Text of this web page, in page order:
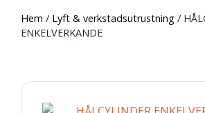
Hem / Lyft & verkstadsutrustning/
ENKELVERKANDE